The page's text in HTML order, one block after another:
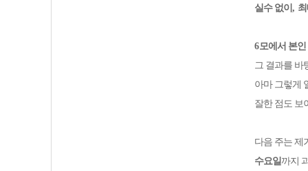
실수 없이 ,
6모에서 본
그 결과를 바
아마 그렇게
잘한 점도 보
다음 주는 제
수요일 까지